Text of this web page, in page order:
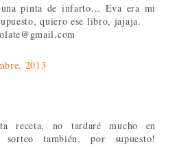
pinta de infarto... Eva era mi
quiero ese libro, jajaja.
2013
receta, no tardaré mucho en
también, por supuesto!